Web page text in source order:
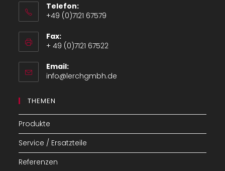
Telefon:
+49 (0)7121 67579
in
your
application
Fax:
+ 49 (0)7121 67522
Email:
info@lerchgmbh.de
THEMEN
Produkte
Service / Ersatzteile
Referenzen